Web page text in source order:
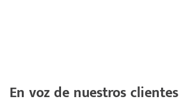
En voz de nuestros clientes